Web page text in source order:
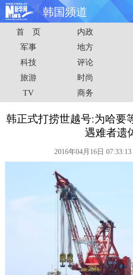
韩国频道
首页 时政
娱乐 体育
时尚 思客
港澳 台湾
健康
公益
摄影
新华电视中文 新华电
首 页 内政
军事
地方
科技
评论
旅游
时尚
TV
商务
韩正式打捞世越号:为哈要
遇难者遗
2016年04月16日 07:33:13